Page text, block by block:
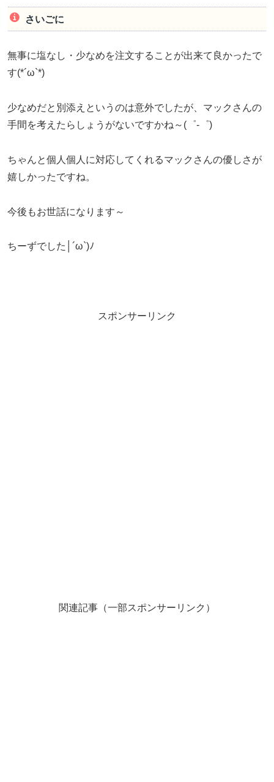
さいごに
無事に塩なし・少なめを注文することが出来て良かったで
す(*´ω`*)
少なめだと別添えというのは意外でしたが、マックさんの
手間を考えたらしょうがないですかね～(゜-゜)
ちゃんと個人個人に対応してくれるマックさんの優しさが
嬉しかったですね。
今後もお世話になります～
ちーずでした│´ω`)ﾉ
スポンサーリンク
関連記事（一部スポンサーリンク）